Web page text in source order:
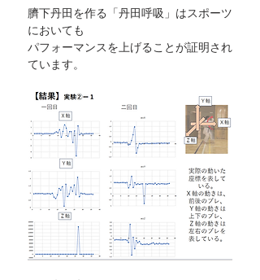
臍下丹田を作る「丹田呼吸」はスポーツ
においても
パフォーマンスを上げることが証明され
ています。